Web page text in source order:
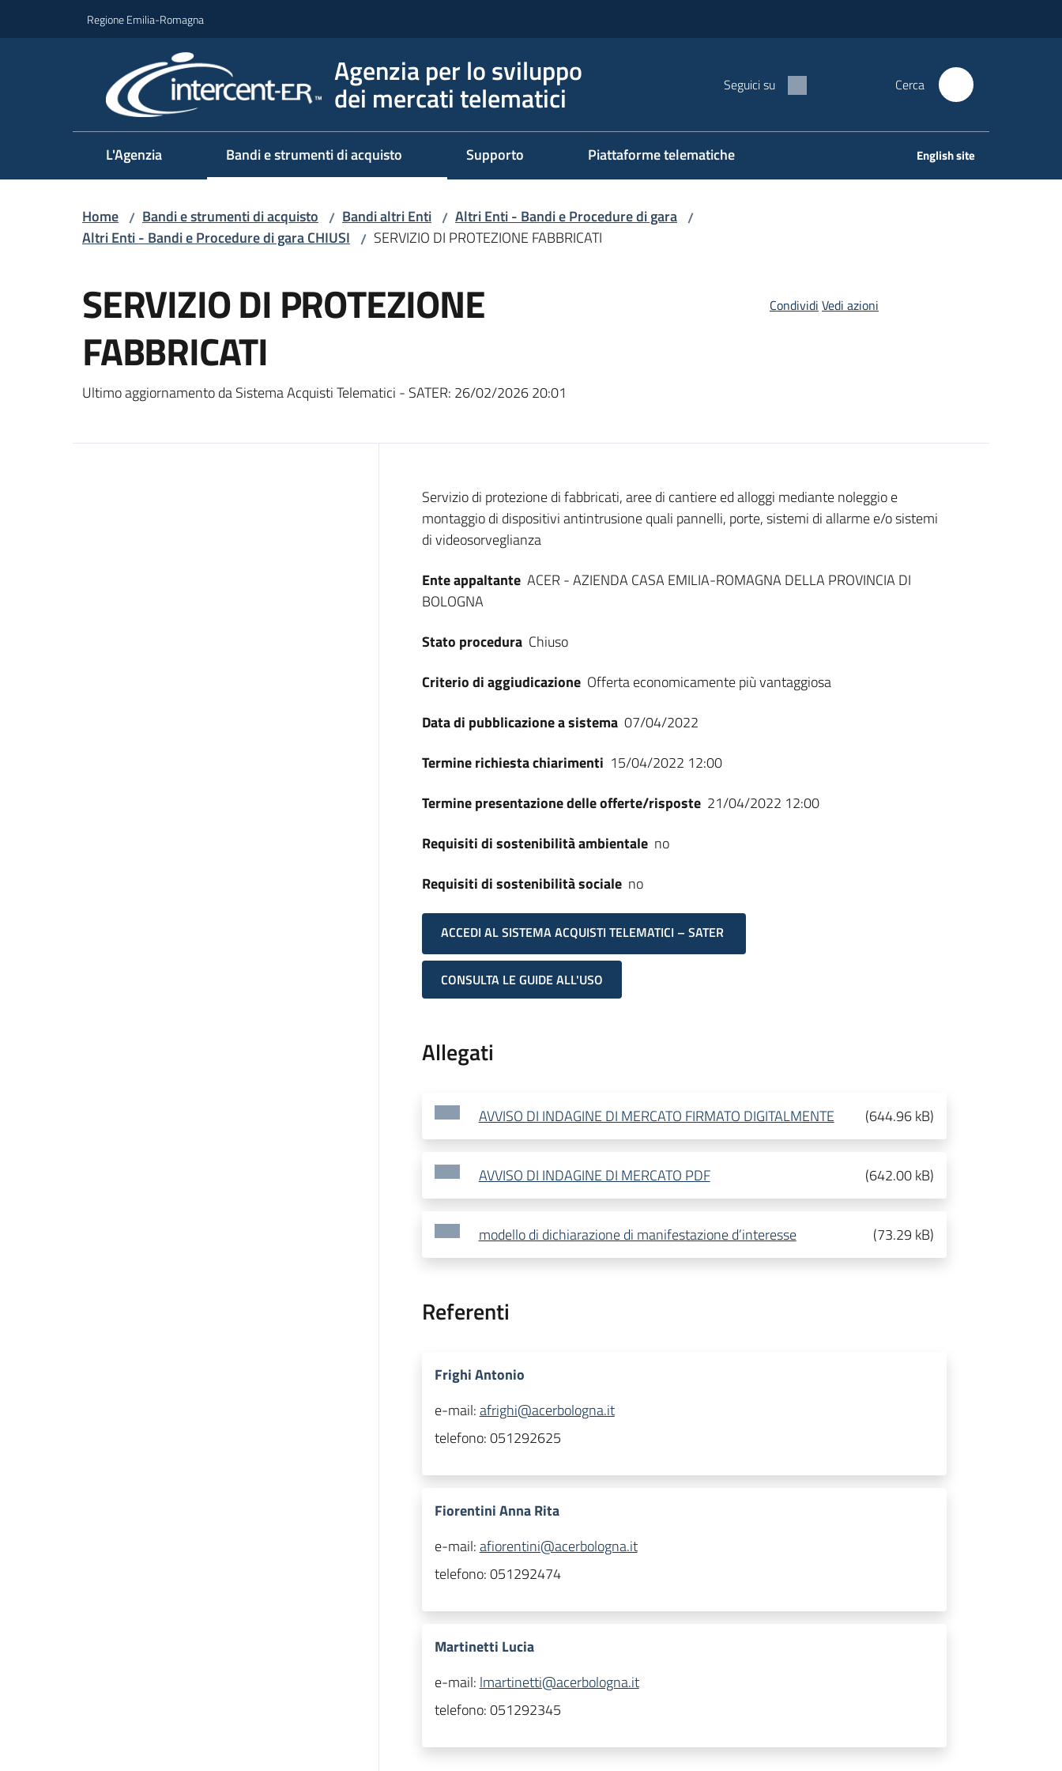
Regione Emilia-Romagna
Agenzia per lo sviluppo
dei mercati telematici Seguici su Cerca
L'Agenzia Bandi e strumenti di acquisto Supporto Piattaforme telematiche English site
Home / Bandi e strumenti di acquisto / Bandi altri Enti / Altri Enti - Bandi e Procedure di gara /
Altri Enti - Bandi e Procedure di gara CHIUSI / SERVIZIO DI PROTEZIONE FABBRICATI
SERVIZIO DI PROTEZIONE
FABBRICATI
Ultimo aggiornamento da Sistema Acquisti Telematici - SATER: 26/02/2026 20:01
Condividi Vedi azioni
Dati del bando
Servizio di protezione di fabbricati, aree di cantiere ed alloggi mediante noleggio e
montaggio di dispositivi antintrusione quali pannelli, porte, sistemi di allarme e/o sistemi
di videosorveglianza
Ente appaltante ACER - AZIENDA CASA EMILIA-ROMAGNA DELLA PROVINCIA DI
BOLOGNA
Stato procedura Chiuso
Criterio di aggiudicazione Offerta economicamente più vantaggiosa
Data di pubblicazione a sistema 07/04/2022
Termine richiesta chiarimenti 15/04/2022 12:00
Termine presentazione delle offerte/risposte 21/04/2022 12:00
Requisiti di sostenibilità ambientale no
Requisiti di sostenibilità sociale no
ACCEDI AL SISTEMA ACQUISTI TELEMATICI – SATER
CONSULTA LE GUIDE ALL'USO
Allegati
AVVISO DI INDAGINE DI MERCATO FIRMATO DIGITALMENTE (644.96 kB)
AVVISO DI INDAGINE DI MERCATO PDF (642.00 kB)
modello di dichiarazione di manifestazione d’interesse (73.29 kB)
Referenti
Frighi Antonio
e-mail:afrighi@acerbologna.it
telefono:051292625
Fiorentini Anna Rita
e-mail:afiorentini@acerbologna.it
telefono:051292474
Martinetti Lucia
e-mail: lmartinetti@acerbologna.it
telefono:051292345